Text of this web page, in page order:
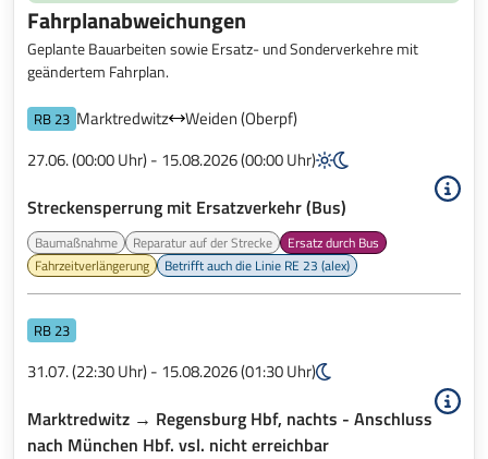
Fahrplanabweichungen
Geplante Bauarbeiten sowie Ersatz- und Sonderverkehre mit
geändertem Fahrplan.
RB 23 Marktredwitz
Weiden (Oberpf)
27.06. (00:00 Uhr) - 15.08.2026 (00:00 Uhr)
Streckensperrung mit Ersatzverkehr (Bus)
Baumaßnahme Reparatur auf der Strecke
Ersatz durch Bus
Fahrzeitverlängerung
Betrifft auch die Linie RE 23 (alex)
RB 23
31.07. (22:30 Uhr) - 15.08.2026 (01:30 Uhr)
Marktredwitz → Regensburg Hbf, nachts - Anschluss
nach München Hbf. vsl. nicht erreichbar